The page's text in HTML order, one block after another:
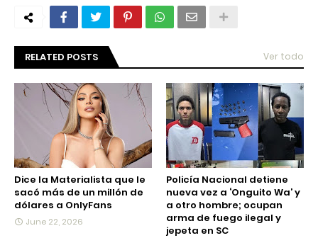
RELATED POSTS Ver todo
Dice la Materialista que le
sacó más de un millón de
dólares a OnlyFans
June 22, 2026
Policía Nacional detiene
nueva vez a ‘Onguito Wa’ y
a otro hombre; ocupan
arma de fuego ilegal y
jepeta en SC